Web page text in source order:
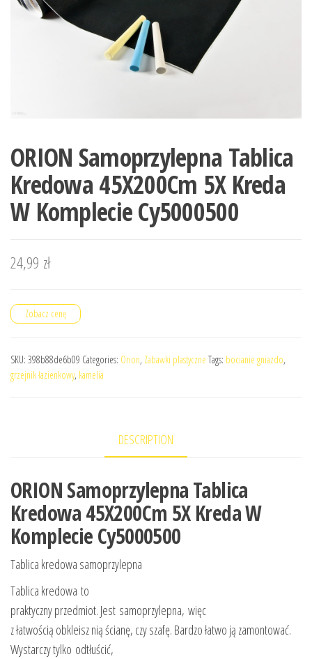
ORION Samoprzylepna Tablica
Kredowa 45X200Cm 5X Kreda
W Komplecie Cy5000500
24,99 zł
Zobacz cenę
SKU: 398b88de6b09 Categories: Orion, Zabawki plastyczne Tags: bocianie gniazdo,
grzejnik łazienkowy, kamelia
DESCRIPTION
ORION Samoprzylepna Tablica
Kredowa 45X200Cm 5X Kreda W
Komplecie Cy5000500
Tablica kredowa samoprzylepna
Tablica kredowa to
praktyczny przedmiot. Jest samoprzylepna, więc
z łatwością obkleisz nią ścianę, czy szafę. Bardzo łatwo ją zamontować.
Wystarczy tylko odtłuścić,